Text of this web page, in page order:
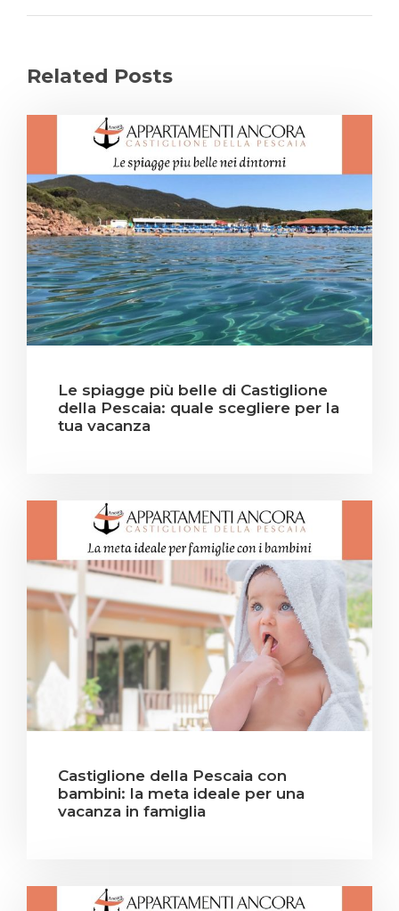
Related Posts
Le spiagge più belle di Castiglione
della Pescaia: quale scegliere per la
tua vacanza
Castiglione della Pescaia con
bambini: la meta ideale per una
vacanza in famiglia